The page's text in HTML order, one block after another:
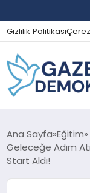
Gizlilik Politikası
GÜNDEM
EKONOMI
Ana Sayfa Eğitim
Geleceğe Adım
Start Aldı!